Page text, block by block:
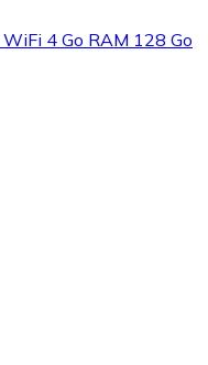
4 Go RAM 128 Go